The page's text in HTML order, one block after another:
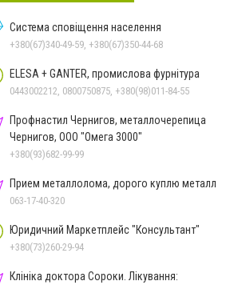
Система сповіщення населення
+380(67)340-49-59, +380(67)350-44-68
ELESA + GANTER, промислова фурнітура
0443002212, 0800750875, +380(98)011-84-55
Профнастил Чернигов, металлочерепица
Чернигов, ООО "Омега 3000"
+380(93)682-99-99
Прием металлолома, дорого куплю металл
063-17-40-320
Юридичний Маркетплейс "Консультант"
+380(73)260-29-94
Клініка доктора Сороки. Лікування: